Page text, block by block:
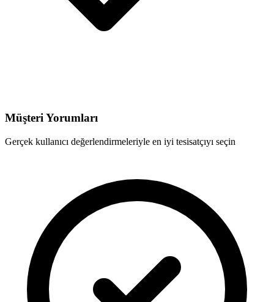
Müşteri Yorumları
Gerçek kullanıcı değerlendirmeleriyle en iyi tesisatçıyı seçin